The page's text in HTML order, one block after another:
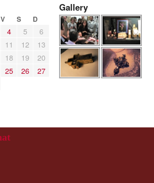
V S D
4 5
6
11 12
13
18 19
20
25 26
27
Gallery